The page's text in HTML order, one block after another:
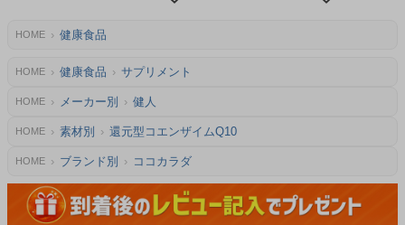
HOME 健康食品
HOME 健康食品 サプリメント
HOME メーカー別 健人
HOME 素材別 還元型コエンザイムQ10
HOME ブランド別 ココカラダ